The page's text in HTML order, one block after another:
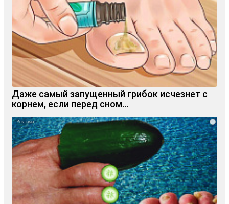
Даже самый запущенный грибок исчезнет с
корнем, если перед сном…
i